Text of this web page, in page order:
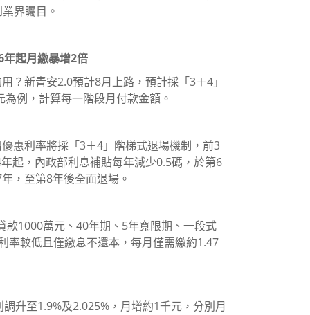
界矚目。
起月繳暴增2倍
？新青安2.0預計8月上路，預計採「3＋4」
例，計算每一階段月付款金額。
惠利率將採「3＋4」階梯式退場機制，前3
起，內政部利息補貼每年減少0.5碼，於第6
，至第8年後全面退場。
款1000萬元、40年期、5年寬限期、一段式
率較低且僅繳息不還本，每月僅需繳約1.47
升至1.9%及2.025%，月增約1千元，分別月